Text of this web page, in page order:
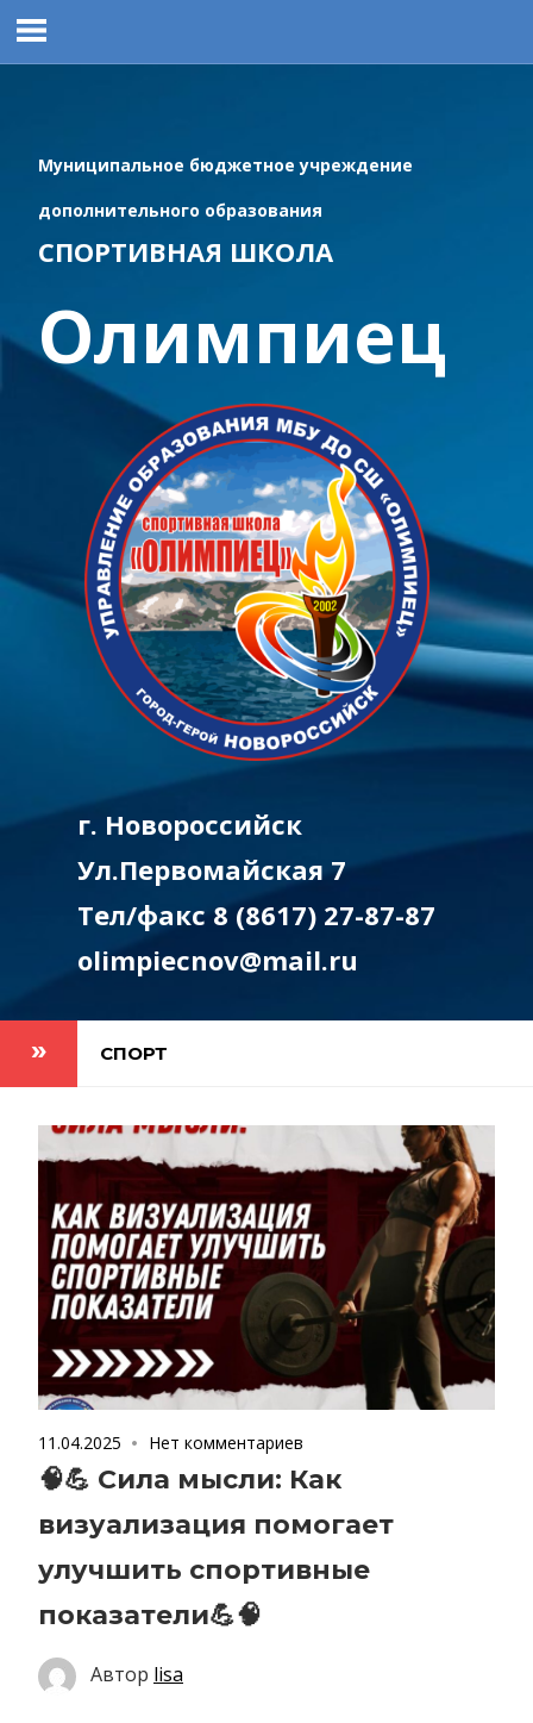
Перейти
Муниципальное бюджетное учреждение
дополнительного образования
СПОРТИВНАЯ ШКОЛА
Олимпиец
г. Новороссийск
Ул.Первомайская 7
Тел/факс 8 (8617) 27-87-87
olimpiecnov@mail.ru
СПОРТ
11.04.2025 Нет комментариев
🧠💪 Сила мысли: Как
визуализация помогает
улучшить спортивные
показатели💪🧠
Автор lisa